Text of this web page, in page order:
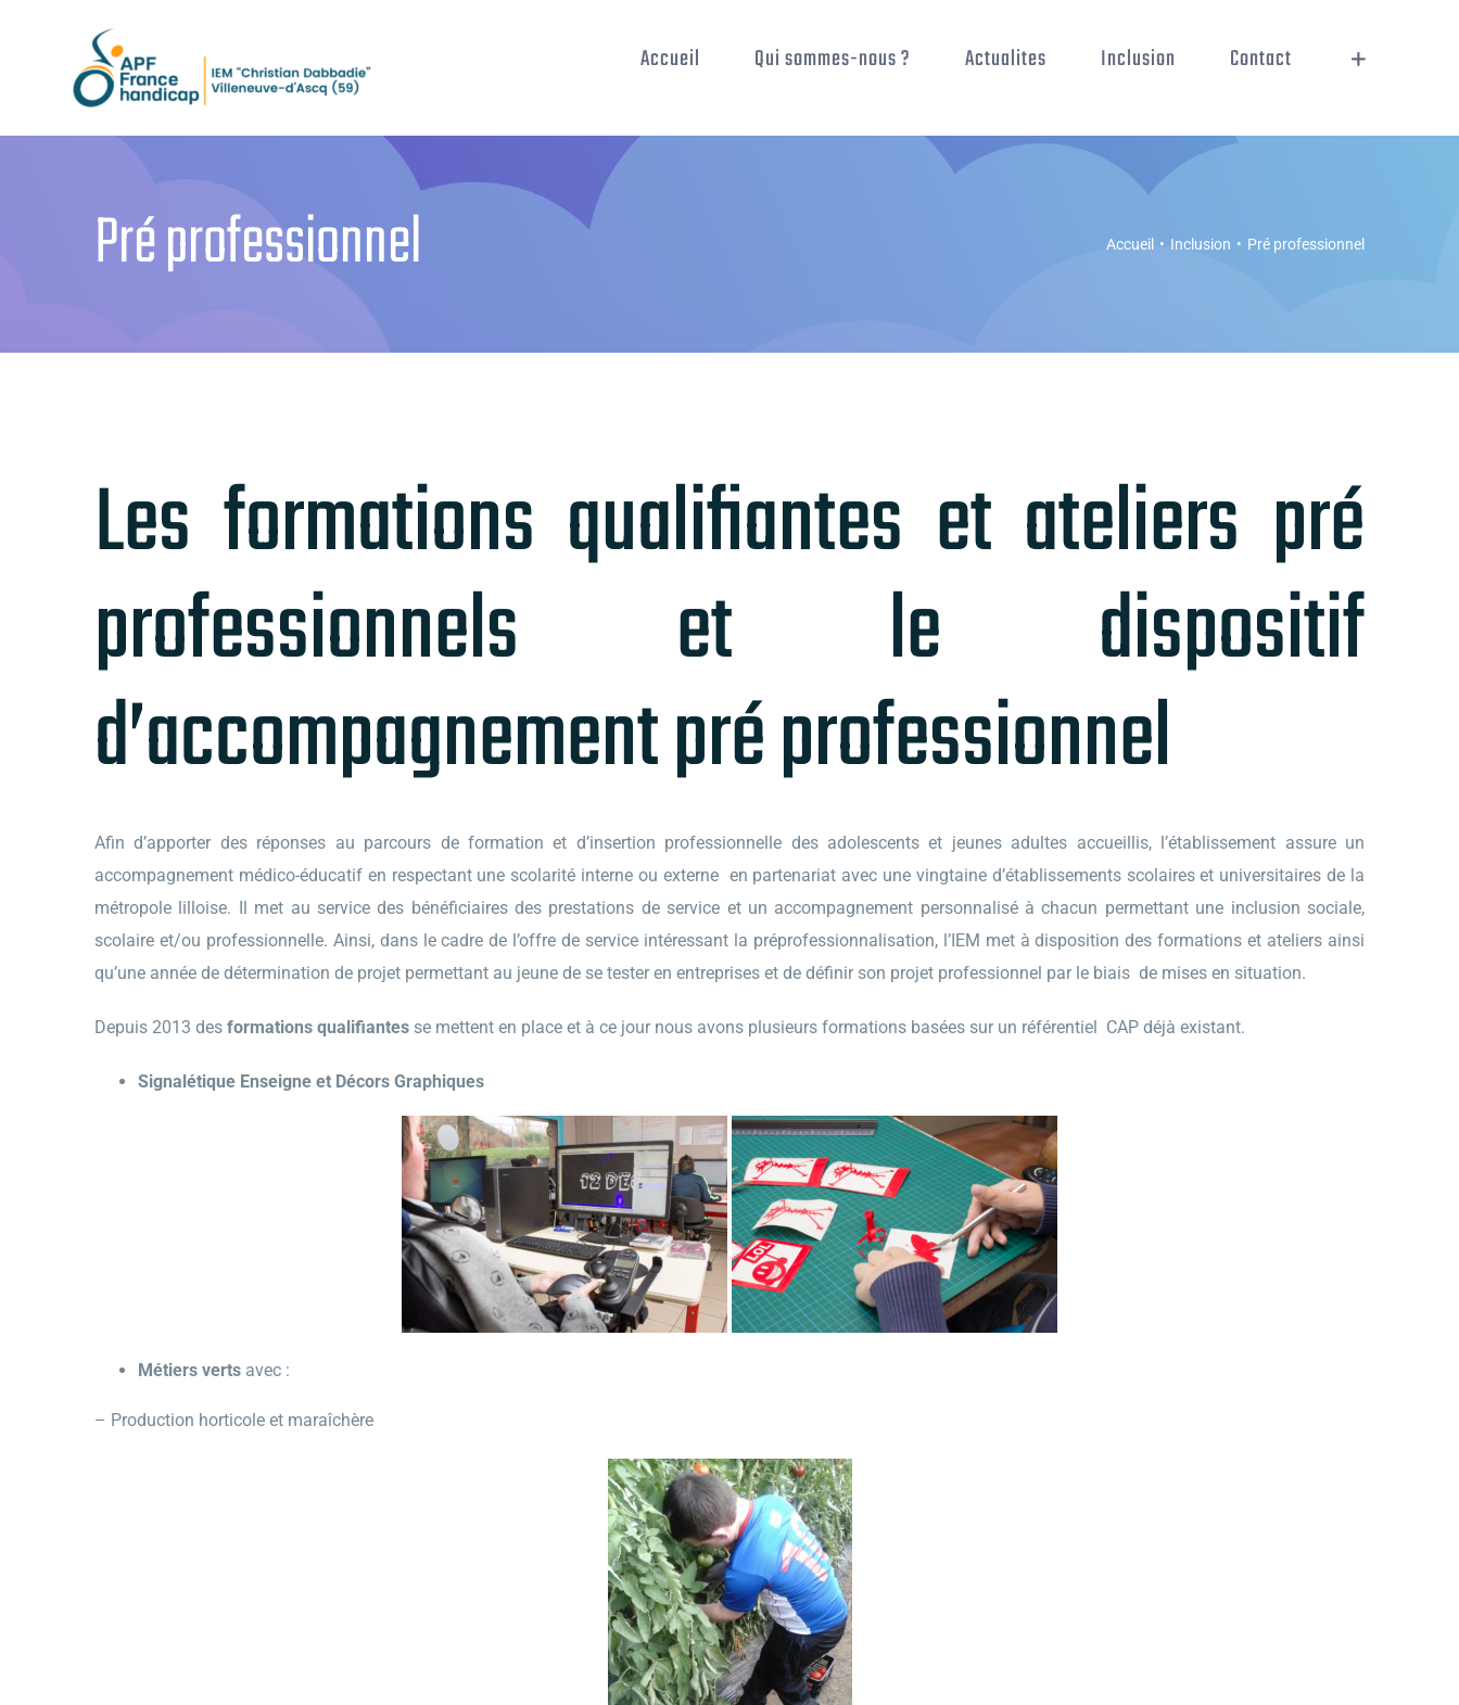
Accueil Qui sommes-nous ? Actualites Inclusion Contact
Pré professionnel Accueil • Inclusion • Pré professionnel
Les formations qualifiantes et ateliers pré
professionnels et le dispositif
d’accompagnement pré professionnel
Afin d’apporter des réponses au parcours de formation et d’insertion professionnelle des adolescents et jeunes adultes accueillis, l’établissement assure un
accompagnement médico-éducatif en respectant une scolarité interne ou externe en partenariat avec une vingtaine d’établissements scolaires et universitaires de la
métropole lilloise. Il met au service des bénéficiaires des prestations de service et un accompagnement personnalisé à chacun permettant une inclusion sociale,
scolaire et/ou professionnelle. Ainsi, dans le cadre de l’offre de service intéressant la préprofessionnalisation, l’IEM met à disposition des formations et ateliers ainsi
qu’une année de détermination de projet permettant au jeune de se tester en entreprises et de définir son projet professionnel par le biais de mises en situation.
Depuis 2013 des formations qualifiantes se mettent en place et à ce jour nous avons plusieurs formations basées sur un référentiel CAP déjà existant.
Signalétique Enseigne et Décors Graphiques
Métiers verts avec :
– Production horticole et maraîchère